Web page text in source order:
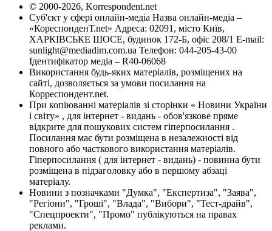
© 2000-2026, Korrespondent.net
Суб'єкт у сфері онлайн-медіа Назва онлайн-медіа –
«КореспонденТ.net» Адреса: 02091, місто Київ,
ХАРКІВСЬКЕ ШОСЕ, будинок 172-Б, офіс 208/1 E-mail:
sunlight@mediadim.com.ua Телефон: 044-205-43-00
Ідентифікатор медіа – R40-06068
Використання будь-яких матеріалів, розміщених на
сайті, дозволяється за умови посилання на
Корреспондент.net.
При копіюванні матеріалів зі сторінки « Новини України
і світу» , для інтернет - видань - обов'язкове пряме
відкрите для пошукових систем гіперпосилання .
Посилання має бути розміщена в незалежності від
повного або часткового використання матеріалів.
Гіперпосилання ( для інтернет - видань) - повинна бути
розміщена в підзаголовку або в першому абзаці
матеріалу.
Новини з позначками "Думка", "Експертиза", "Заява",
"Регіони", "Гроші", "Влада", "Вибори", "Тест-драйв",
"Спецпроекти", "Промо" публікуються на правах
реклами.